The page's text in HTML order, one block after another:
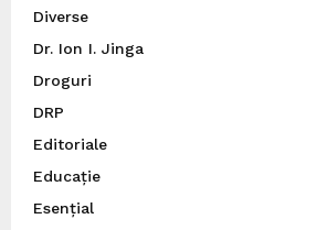
Diverse
Dr. Ion I. Jinga
Droguri
DRP
Editoriale
Educație
Esențial